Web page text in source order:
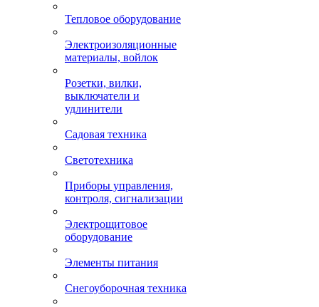
Тепловое оборудование
Электроизоляционные
материалы, войлок
Розетки, вилки,
выключатели и
удлинители
Садовая техника
Светотехника
Приборы управления,
контроля, сигнализации
Электрощитовое
оборудование
Элементы питания
Снегоуборочная техника